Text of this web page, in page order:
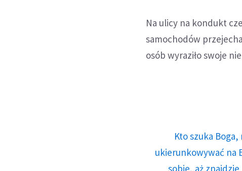
Na ulicy na kondukt
samochodów
osób wyraziło swoje
Kto szuka
ukierunkowywać na
sobie, aż